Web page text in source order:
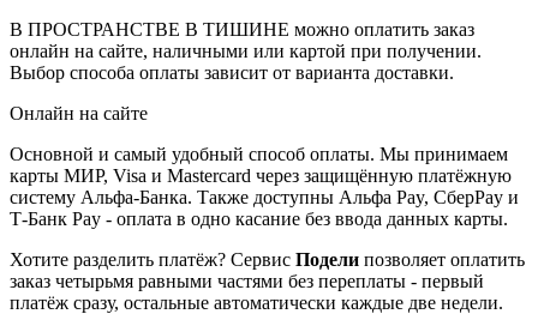
В ПРОСТРАНСТВЕ В ТИШИНЕ можно оплатить заказ
онлайн на сайте, наличными или картой при получении.
Выбор способа оплаты зависит от варианта доставки.
Онлайн на сайте
Основной и самый удобный способ оплаты. Мы принимаем
карты МИР, Visa и Mastercard через защищённую платёжную
систему Альфа-Банка. Также доступны Альфа Pay, СберPay и
Т-Банк Pay - оплата в одно касание без ввода данных карты.
Хотите разделить платёж? Сервис Подели позволяет оплатить
заказ четырьмя равными частями без переплаты - первый
платёж сразу, остальные автоматически каждые две недели.